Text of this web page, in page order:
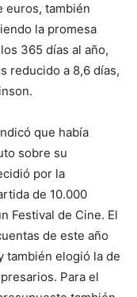
euros, también
la promesa
365 días al año,
reducido a 8,6 días,
que había
sobre su
por la
de 10.000
Festival de Cine. El
de este año
también elogió la de
Para el